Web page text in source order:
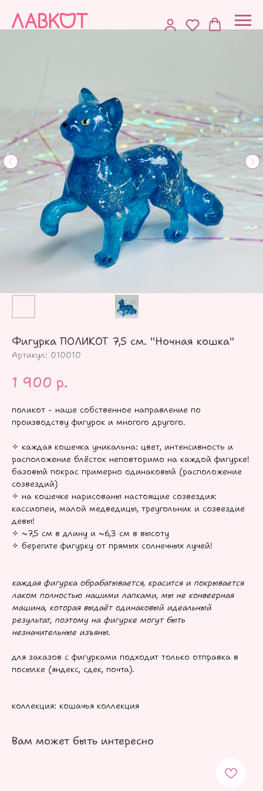
Фигурка ПОЛИКОТ 7,5 см. "Ночная кошка"
Артикул: 010010
1 900 р.
поликот - наше собственное направление по
производству фигурок и многого другого.
✧ каждая кошечка уникальна: цвет, интенсивность и
расположение блёсток неповторимо на каждой фигурке!
базовый покрас примерно одинаковый (расположение
созвездий)
✧ на кошечке нарисованы настоящие созвездия:
кассиопеи, малой медведицы, треугольник и созвездие
девы!
✧ ~7,5 см в длину и ~6,3 см в высоту
✧ берегите фигурку от прямых солнечных лучей!
каждая фигурка обрабатывается, красится и покрывается
лаком полностью нашими лапками, мы не конвеерная
машина, которая выдаёт одинаковый идеальный
результат, поэтому на фигурке могут быть
незначительные изъяны.
для заказов с фигурками подходит только отправка в
посылке (яндекс, сдек, почта).
коллекция: кошачья коллекция
Вам может быть интересно